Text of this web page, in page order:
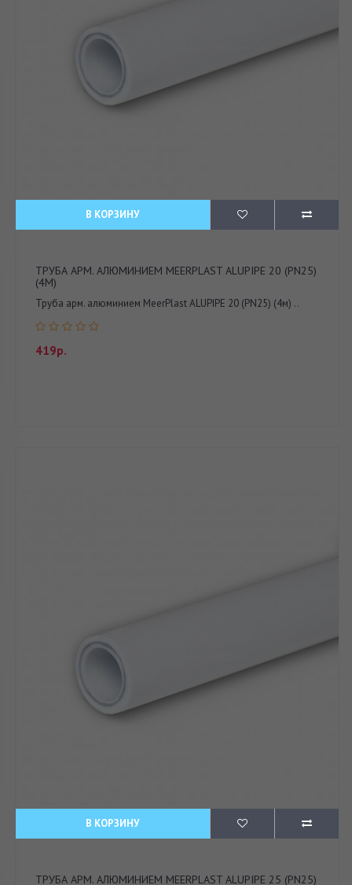
В КОРЗИНУ
ТРУБА АРМ. АЛЮМИНИЕМ MEERPLAST ALUPIPE 20 (PN25)
(4М)
Труба арм. алюминием MeerPlast ALUPIPE 20 (PN25) (4м) ..
419р.
В КОРЗИНУ
ТРУБА АРМ. АЛЮМИНИЕМ MEERPLAST ALUPIPE 25 (PN25)